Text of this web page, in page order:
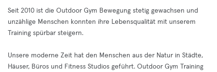
Seit 2010 ist die Outdoor Gym Bewegung stetig gewachsen und
unzählige Menschen konnten ihre Lebensqualität mit unserem
Training spürbar steigern.
Unsere moderne Zeit hat den Menschen aus der Natur in Städte,
Häuser, Büros und Fitness Studios geführt. Outdoor Gym Training